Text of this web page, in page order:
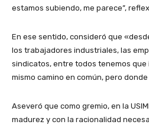
estamos subiendo, me parece”,
En ese sentido, consideró que
los trabajadores industriales, las
sindicatos, entre todos tenemos que
mismo camino en común, pero
Aseveró que como gremio, en la
madurez y con la racionalidad